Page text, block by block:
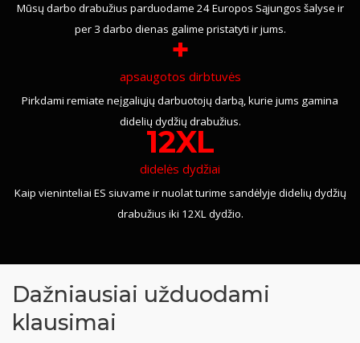
Mūsų darbo drabužius parduodame 24 Europos Sąjungos šalyse ir
per 3 darbo dienas galime pristatyti ir jums.
+
apsaugotos dirbtuvės
Pirkdami remiate neįgaliųjų darbuotojų darbą, kurie jums gamina
didelių dydžių drabužius.
12XL
didelės dydžiai
Kaip vieninteliai ES siuvame ir nuolat turime sandėlyje didelių dydžių
drabužius iki 12XL dydžio.
Dažniausiai užduodami
klausimai